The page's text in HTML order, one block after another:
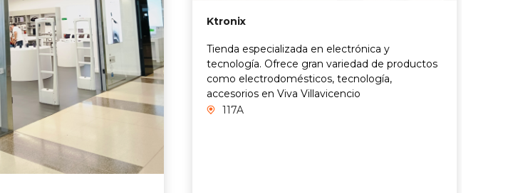
Ktronix
Tienda especializada en electrónica y
tecnología. Ofrece gran variedad de productos
como electrodomésticos, tecnología,
accesorios en Viva Villavicencio
117A